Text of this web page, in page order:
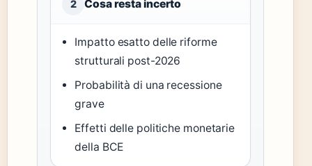
2 Cosa resta incerto
Impatto esatto delle riforme
strutturali post-2026
Probabilità di una recessione
grave
Effetti delle politiche monetarie
della BCE